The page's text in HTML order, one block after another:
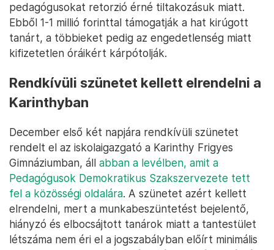
pedagógusokat retorzió érné tiltakozásuk miatt.
Ebből 1-1 millió forinttal támogatják a hat kirúgott
tanárt, a többieket pedig az engedetlenség miatt
kifizetetlen óráikért kárpótolják.
Rendkívüli szünetet kellett elrendelni a
Karinthyban
December első két napjára rendkívüli szünetet
rendelt el az iskolaigazgató a Karinthy Frigyes
Gimnáziumban, áll abban a levélben, amit a
Pedagógusok Demokratikus Szakszervezete tett
fel a közösségi oldalára. A szünetet azért kellett
elrendelni, mert a munkabeszüntetést bejelentő,
hiányzó és elbocsájtott tanárok miatt a tantestület
létszáma nem éri el a jogszabályban előírt minimális